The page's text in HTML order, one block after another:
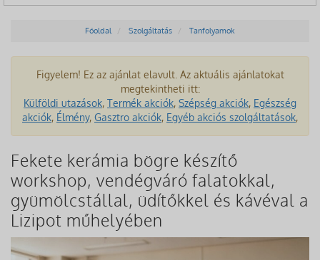
Főoldal Szolgáltatás Tanfolyamok
Figyelem! Ez az ajánlat elavult. Az aktuális ajánlatokat
megtekintheti itt:
Külföldi utazások, Termék akciók, Szépség akciók, Egészség
akciók, Élmény, Gasztro akciók, Egyéb akciós szolgáltatások,
Fekete kerámia bögre készítő
workshop, vendégváró falatokkal,
gyümölcstállal, üdítőkkel és kávéval a
Lizipot műhelyében